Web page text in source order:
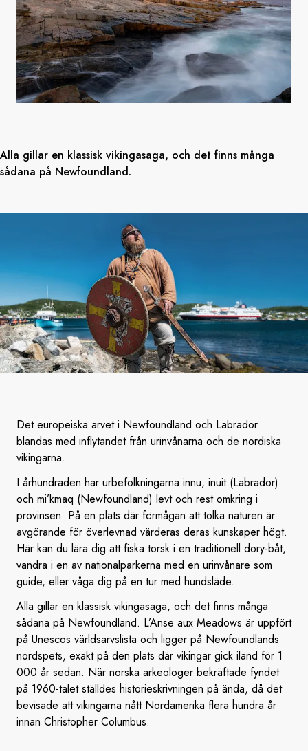
Alla gillar en klassisk vikingasaga, och det finns många
sådana på Newfoundland.
Det europeiska arvet i Newfoundland och Labrador
blandas med inflytandet från urinvånarna och de nordiska
vikingarna.
I århundraden har urbefolkningarna innu, inuit (Labrador)
och mi’kmaq (Newfoundland) levt och rest omkring i
provinsen. På en plats där förmågan att tolka naturen är
avgörande för överlevnad värderas deras kunskaper högt.
Här kan du lära dig att fiska torsk i en traditionell dory-båt,
vandra i en av nationalparkerna med en urinvånare som
guide, eller våga dig på en tur med hundsläde.
Alla gillar en klassisk vikingasaga, och det finns många
sådana på Newfoundland. L’Anse aux Meadows är uppfört
på Unescos världsarvslista och ligger på Newfoundlands
nordspets, exakt på den plats där vikingar gick iland för 1
000 år sedan. När norska arkeologer bekräftade fyndet
på 1960-talet ställdes historieskrivningen på ända, då det
bevisade att vikingarna nått Nordamerika flera hundra år
innan Christopher Columbus.